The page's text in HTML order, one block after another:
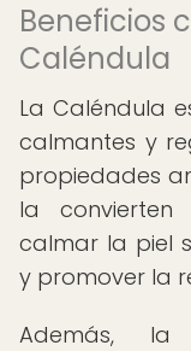
Beneficios
Caléndula
La Caléndula
calmantes y
propiedades
la
calmar la piel
y promover la
Además,